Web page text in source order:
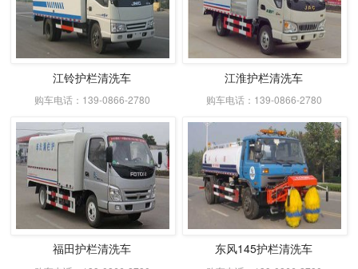
江铃护栏清洗车
购车电话：139-0866-2780
江淮护栏清洗车
购车电话：139-0866-2780
福田护栏清洗车 东风145护栏清洗车